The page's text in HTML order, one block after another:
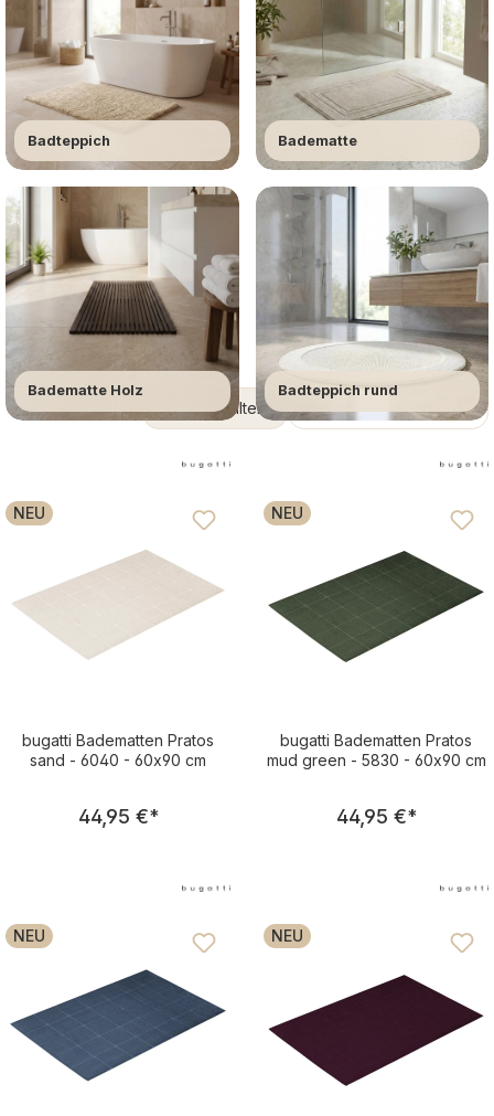
Badematten – weich & rutschfest
Badteppich Badematte
Badematte Holz Badteppich rund
Produkte filtern
NEU
bugatti Badematten Pratos
sand - 6040 - 60x90 cm
Regulärer Preis:
44,95 €*
NEU
bugatti Badematten Pratos
mud green - 5830 - 60x90 cm
Regulärer
44,95 €*
NEU NEU